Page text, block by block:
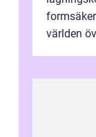
världen